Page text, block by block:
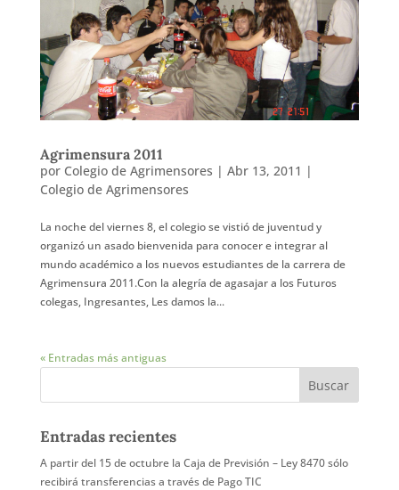
Agrimensura 2011
por Colegio de Agrimensores | Abr 13, 2011 |
Colegio de Agrimensores
La noche del viernes 8, el colegio se vistió de juventud y
organizó un asado bienvenida para conocer e integrar al
mundo académico a los nuevos estudiantes de la carrera de
Agrimensura 2011.Con la alegría de agasajar a los Futuros
colegas, Ingresantes, Les damos la...
« Entradas más antiguas
Entradas recientes
A partir del 15 de octubre la Caja de Previsión – Ley 8470 sólo
recibirá transferencias a través de Pago TIC